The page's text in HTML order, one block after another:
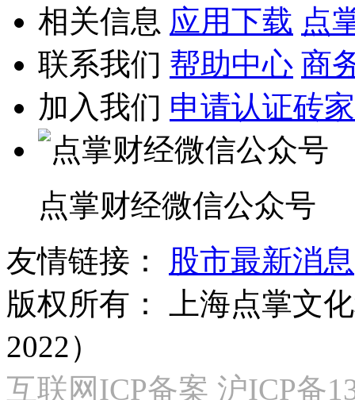
相关信息 应用下载 点
联系我们 帮助中心 商
加入我们 申请认证砖家
点掌财经微信公众号
友情链接：
股市最新消息
版权所有：
上海点掌文
2022）
互联网ICP备案 沪ICP备